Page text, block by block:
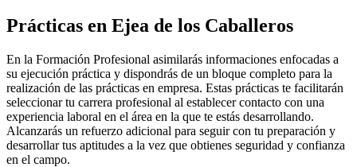
Prácticas en Ejea de los Caballeros
En la Formación Profesional asimilarás informaciones enfocadas a
su ejecución práctica y dispondrás de un bloque completo para la
realización de las prácticas en empresa. Estas prácticas te facilitarán
seleccionar tu carrera profesional al establecer contacto con una
experiencia laboral en el área en la que te estás desarrollando.
Alcanzarás un refuerzo adicional para seguir con tu preparación y
desarrollar tus aptitudes a la vez que obtienes seguridad y confianza
en el campo.